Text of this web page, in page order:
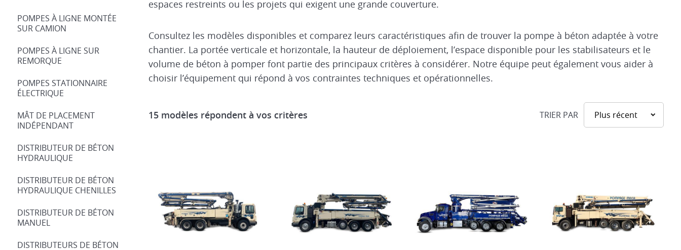
POMPES À LIGNE MONTÉE
SUR CAMION
POMPES À LIGNE SUR
REMORQUE
POMPES STATIONNAIRE
ÉLECTRIQUE
MÂT DE PLACEMENT
INDÉPENDANT
DISTRIBUTEUR DE BÉTON
HYDRAULIQUE
DISTRIBUTEUR DE BÉTON
HYDRAULIQUE CHENILLES
DISTRIBUTEUR DE BÉTON
MANUEL
DISTRIBUTEURS DE BÉTON
espaces restreints ou les projets qui exigent une grande couverture.
Consultez les modèles disponibles et comparez leurs caractéristiques afin de trouver la pompe à béton adaptée à votre
chantier. La portée verticale et horizontale, la hauteur de déploiement, l’espace disponible pour les stabilisateurs et le
volume de béton à pomper font partie des principaux critères à considérer. Notre équipe peut également vous aider à
choisir l’équipement qui répond à vos contraintes techniques et opérationnelles.
15 modèles répondent à vos critères TRIER PAR